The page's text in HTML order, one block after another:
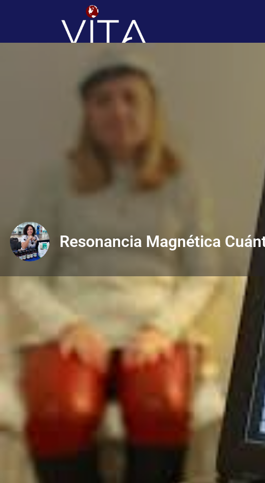
Resonancia Magnética
Descripción
Obtienes con tu membresía
Productos Natures Sunshine
UBICACIÓN: